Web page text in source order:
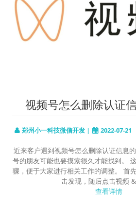
视频号怎么删除认证
郑州小一科技微信开发 | 2022-07-21
近来客户遇到视频号怎么删除认证信息
号的朋友可能也要摸索很久才能找到。
骤，便于大家进行相关工作的调整。 首
击发现，随后点击视频
查看详情